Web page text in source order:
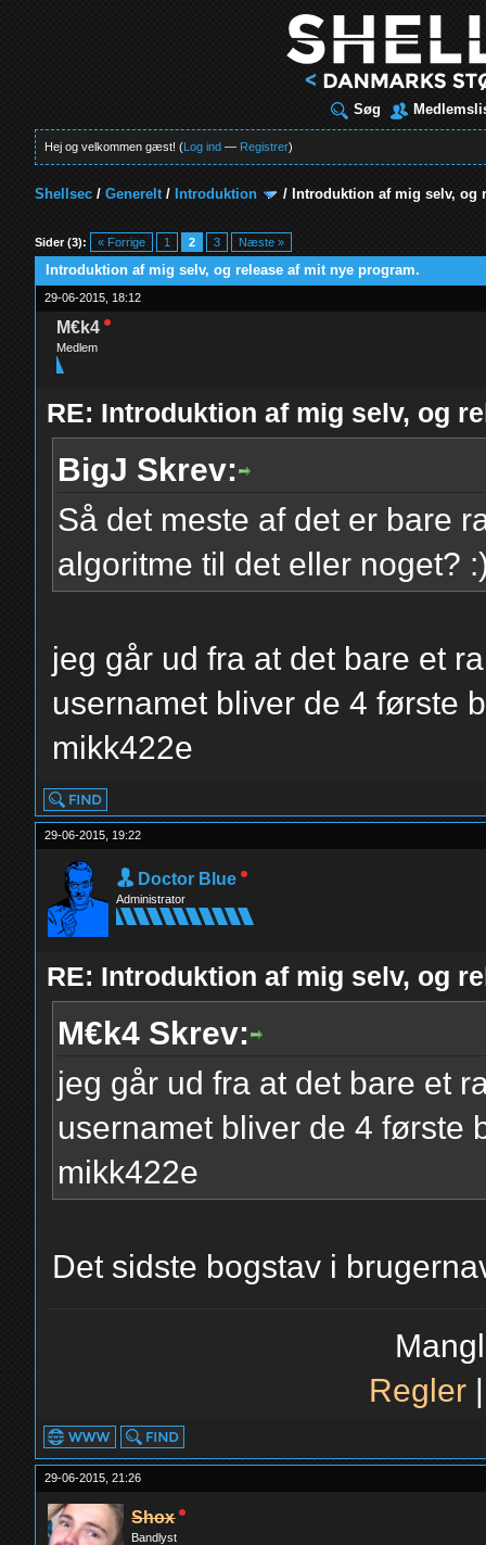
Søg
Hej og velkommen gæst! (Log ind — Registrer)
Shellsec /Generelt/ Introduktion / Introduktion af mig selv, og
Sider (3): « Forrige 1 2 3 Næste »
Introduktion af mig selv, og release af mit nye program.
29-06-2015, 18:12
M€k4
Medlem
RE: Introduktion af mig selv, og
BigJ Skrev:
Så det meste af det er bare
algoritme til det eller noget?
jeg går ud fra at det bare et
usernamet bliver de 4 første
mikk422e
29-06-2015, 19:22
Doctor Blue
Administrator
RE: Introduktion af mig selv, og
M€k4 Skrev:
jeg går ud fra at det bare et
usernamet bliver de 4 første
mikk422e
Det sidste bogstav i
Regler
29-06-2015, 21:26
Shox
Bandlyst